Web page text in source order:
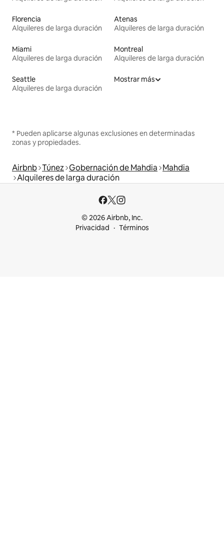
Florencia
Alquileres de larga duración
Atenas
Alquileres de larga duración
Miami
Alquileres de larga duración
Montreal
Alquileres de larga duración
Seattle
Alquileres de larga duración
Mostrar más
* Pueden aplicarse algunas exclusiones en determinadas
zonas y propiedades.
Airbnb Túnez Gobernación de Mahdia Mahdia
Alquileres de larga duración
© 2026 Airbnb, Inc.
Privacidad
Términos